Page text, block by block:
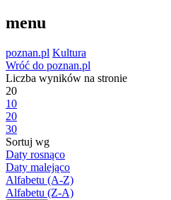
menu
poznan.pl Kultura
Wróć do poznan.pl
Liczba wyników na stronie
20
10
20
30
Sortuj wg
Daty rosnąco
Daty malejąco
Alfabetu (A-Z)
Alfabetu (Z-A)